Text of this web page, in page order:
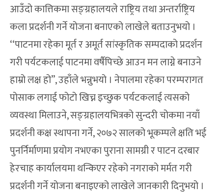
आउँदो कात्तिकमा सङ्ग्रहालयले राष्ट्रिय तथा अन्तर्राष्ट्रिय
कला प्रदर्शनी गर्ने योजना बनाएको लाखेले बताउनुभयो ।
‘‘पाटनमा रहेका मूर्त र अमूर्त सांस्कृतिक सम्पदाको प्रदर्शन
गरी पर्यटकलाई पाटनमा वर्षैपिच्छे आउन मन लाग्ने बनाउने
हाम्रो लक्ष हो’’, उहाँले भन्नुभयो । नेपालमा रहेका परम्परागत
पोसाक लगाई फोटो खिच्न इच्छुक पर्यटकलाई त्यसको
व्यवस्था मिलाउने, सङ्ग्रहालयभित्रको सुन्दरी चोकमा नयाँ
प्रदर्शनी कक्ष स्थापना गर्ने, २०७२ सालको भूकम्पले क्षति भई
पुनर्निर्माणमा प्रयोग नभएका पुराना सामग्री र पाटन दरबार
हेरचाह कार्यालयमा थन्किएर रहेको नगराको मर्मत गरी
प्रदर्शनी गर्ने योजना बनाइएको लाखेले जानकारी दिनुभयो ।